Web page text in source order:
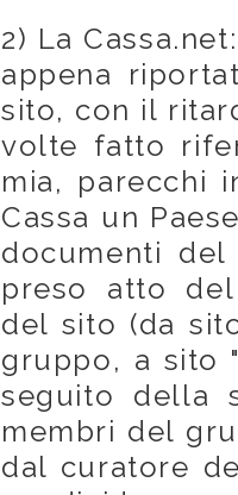
2) La
appena
sito, con il
volte fatto
mia, parecchi
Cassa un
documenti
preso atto del
del sito (da
gruppo, a sito
seguito della
membri del
dal curatore